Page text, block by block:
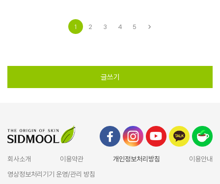
1 2 3 4 5
글쓰기
회사소개 이용약관 개인정보처리방침
이용안내
영상정보처리기기 운영/관리 방침